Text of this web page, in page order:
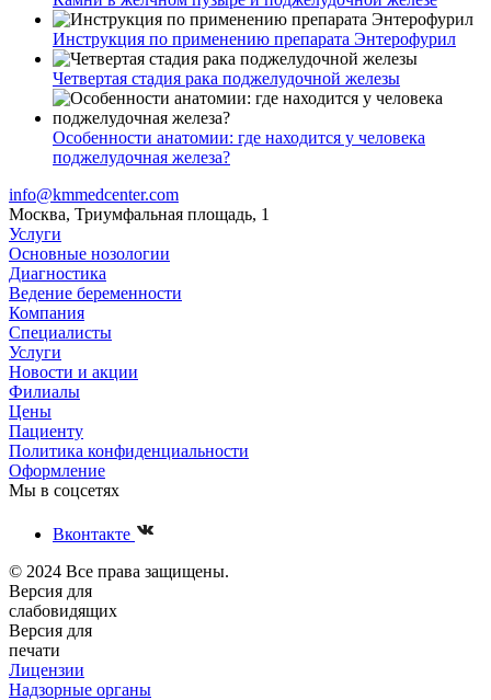
Инструкция по применению препарата Энтерофурил
Четвертая стадия рака поджелудочной железы
Особенности анатомии: где находится у человека
поджелудочная железа?
info@kmmedcenter.com
Москва, Триумфальная площадь, 1
Услуги
Основные нозологии
Диагностика
Ведение беременности
Компания
Специалисты
Услуги
Новости и акции
Филиалы
Цены
Пациенту
Политика конфиденциальности
Оформление
Мы в соцсетях
Вконтакте
© 2024 Все права защищены.
Версия для
слабовидящих
Версия для
печати
Лицензии
Надзорные органы